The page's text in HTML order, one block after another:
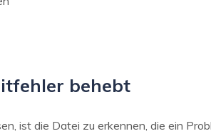
behebt
ist die Datei zu erkennen, die ein